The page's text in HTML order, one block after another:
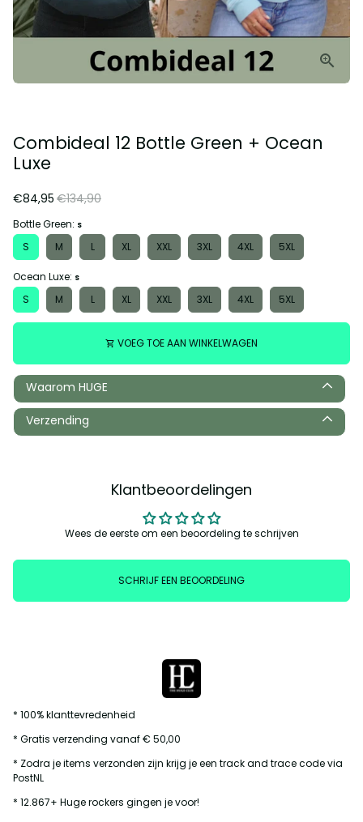
Combideal 12 Bottle Green + Ocean
Luxe
€84,95 €134,90
Bottle Green: S
S M L XL XXL 3XL 4XL 5XL
Ocean Luxe: S
S M L XL XXL 3XL 4XL 5XL
shopping_cart VOEG TOE AAN WINKELWAGEN
Waarom HUGE
Verzending
Klantbeoordelingen
Wees de eerste om een beoordeling te schrijven
SCHRIJF EEN BEOORDELING
* 100% klanttevredenheid
* Gratis verzending vanaf € 50,00
* Zodra je items verzonden zijn krijg je een track and trace code via
PostNL
* 12.867+ Huge rockers gingen je voor!